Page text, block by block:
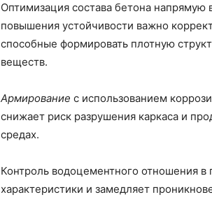
Оптимизация состава бетона напрямую
повышения устойчивости важно
способные формировать плотную
веществ.
Армирование с использованием
снижает риск разрушения каркаса и
средах.
Контроль водоцементного отношения
характеристики и замедляет